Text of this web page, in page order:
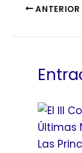
ANTERIOR